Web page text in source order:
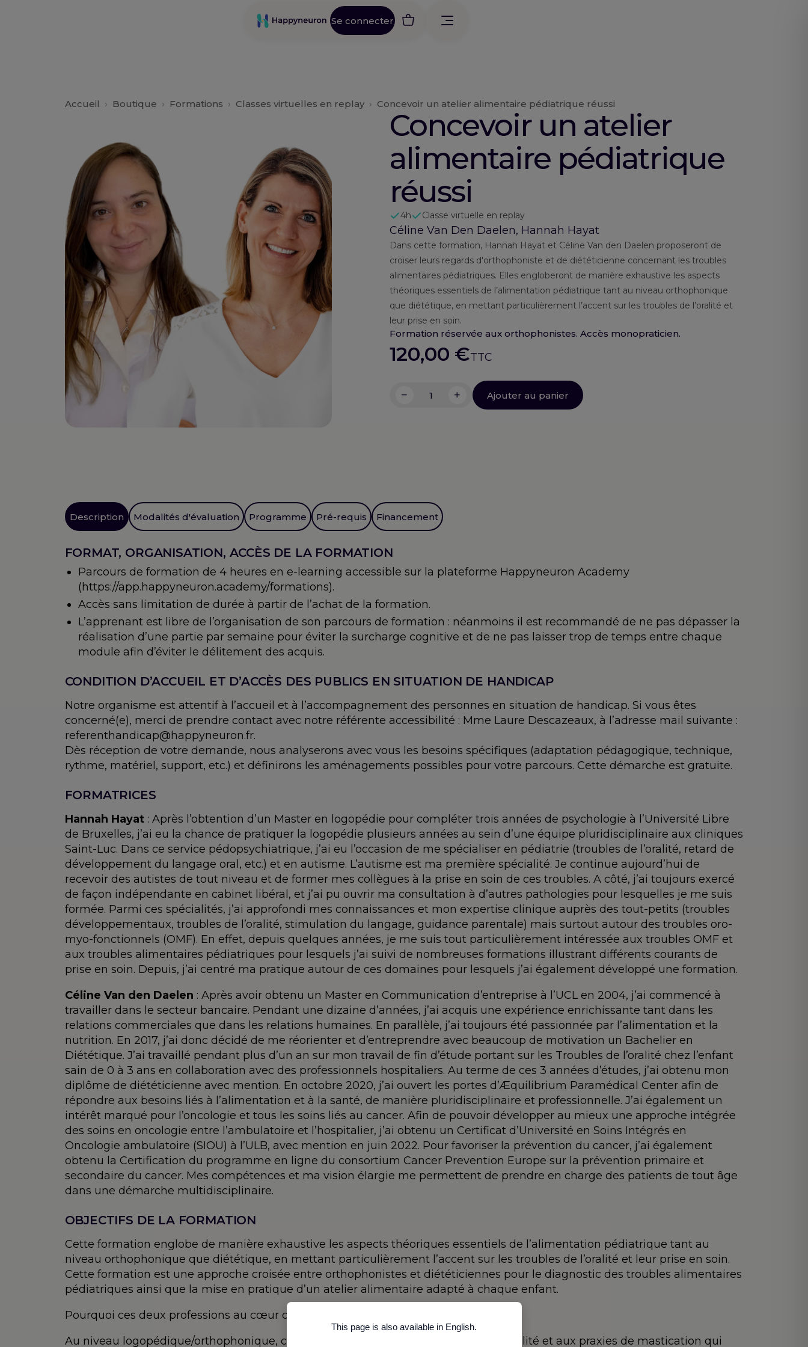
Se connecter
Accueil › Boutique › Formations › Classes virtuelles en replay › Concevoir un atelier alimentaire pédiatrique réussi
Concevoir un atelier
alimentaire pédiatrique
réussi
4h Classe virtuelle en replay
Céline Van Den Daelen, Hannah Hayat
Dans cette formation, Hannah Hayat et Céline Van den Daelen proposeront de
croiser leurs regards d'orthophoniste et de diététicienne concernant les troubles
alimentaires pédiatriques. Elles engloberont de manière exhaustive les aspects
théoriques essentiels de l’alimentation pédiatrique tant au niveau orthophonique
que diététique, en mettant particulièrement l’accent sur les troubles de l’oralité et
leur prise en soin.
Formation réservée aux orthophonistes. Accès monopraticien.
120,00 €TTC
quantité
− + Ajouter au panier
Description Modalités d'évaluation Programme Pré-requis Financement
FORMAT, ORGANISATION, ACCÈS DE LA FORMATION
Parcours de formation de 4 heures en e-learning accessible sur la plateforme Happyneuron Academy
(https://app.happyneuron.academy/formations).
Accès sans limitation de durée à partir de l’achat de la formation.
L’apprenant est libre de l’organisation de son parcours de formation : néanmoins il est recommandé de ne pas dépasser la
réalisation d’une partie par semaine pour éviter la surcharge cognitive et de ne pas laisser trop de temps entre chaque
module afin d’éviter le délitement des acquis.
CONDITION D’ACCUEIL ET D’ACCÈS DES PUBLICS EN SITUATION DE HANDICAP
Notre organisme est attentif à l’accueil et à l’accompagnement des personnes en situation de handicap. Si vous êtes
concerné(e), merci de prendre contact avec notre référente accessibilité : Mme Laure Descazeaux, à l’adresse mail suivante :
referenthandicap@happyneuron.fr.
Dès réception de votre demande, nous analyserons avec vous les besoins spécifiques (adaptation pédagogique, technique,
rythme, matériel, support, etc.) et définirons les aménagements possibles pour votre parcours. Cette démarche est gratuite.
FORMATRICES
Hannah Hayat: Après l’obtention d’un Master en logopédie pour compléter trois années de psychologie à l’Université Libre
de Bruxelles, j’ai eu la chance de pratiquer la logopédie plusieurs années au sein d’une équipe pluridisciplinaire aux cliniques
Saint-Luc. Dans ce service pédopsychiatrique, j’ai eu l’occasion de me spécialiser en pédiatrie (troubles de l’oralité, retard de
développement du langage oral, etc.) et en autisme. L’autisme est ma première spécialité. Je continue aujourd’hui de
recevoir des autistes de tout niveau et de former mes collègues à la prise en soin de ces troubles. A côté, j’ai toujours exercé
de façon indépendante en cabinet libéral, et j’ai pu ouvrir ma consultation à d’autres pathologies pour lesquelles je me suis
formée. Parmi ces spécialités, j’ai approfondi mes connaissances et mon expertise clinique auprès des tout-petits (troubles
développementaux, troubles de l’oralité, stimulation du langage, guidance parentale) mais surtout autour des troubles oro-
myo-fonctionnels (OMF). En effet, depuis quelques années, je me suis tout particulièrement intéressée aux troubles OMF et
aux troubles alimentaires pédiatriques pour lesquels j’ai suivi de nombreuses formations illustrant différents courants de
prise en soin. Depuis, j’ai centré ma pratique autour de ces domaines pour lesquels j’ai également développé une formation.
Céline Van den Daelen : Après avoir obtenu un Master en Communication d’entreprise à l’UCL en 2004, j’ai commencé à
travailler dans le secteur bancaire. Pendant une dizaine d’années, j’ai acquis une expérience enrichissante tant dans les
relations commerciales que dans les relations humaines. En parallèle, j’ai toujours été passionnée par l’alimentation et la
nutrition. En 2017, j’ai donc décidé de me réorienter et d’entreprendre avec beaucoup de motivation un Bachelier en
Diététique. J’ai travaillé pendant plus d’un an sur mon travail de fin d’étude portant sur les Troubles de l’oralité chez l’enfant
sain de 0 à 3 ans en collaboration avec des professionnels hospitaliers. Au terme de ces 3 années d’études, j’ai obtenu mon
diplôme de diététicienne avec mention. En octobre 2020, j’ai ouvert les portes d’Æquilibrium Paramédical Center afin de
répondre aux besoins liés à l’alimentation et à la santé, de manière pluridisciplinaire et professionnelle. J’ai également un
intérêt marqué pour l’oncologie et tous les soins liés au cancer. Afin de pouvoir développer au mieux une approche intégrée
des soins en oncologie entre l’ambulatoire et l’hospitalier, j’ai obtenu un Certificat d’Université en Soins Intégrés en
Oncologie ambulatoire (SIOU) à l’ULB, avec mention en juin 2022. Pour favoriser la prévention du cancer, j’ai également
obtenu la Certification du programme en ligne du consortium Cancer Prevention Europe sur la prévention primaire et
secondaire du cancer. Mes compétences et ma vision élargie me permettent de prendre en charge des patients de tout âge
dans une démarche multidisciplinaire.
OBJECTIFS DE LA FORMATION
Cette formation englobe de manière exhaustive les aspects théoriques essentiels de l’alimentation pédiatrique tant au
niveau orthophonique que diététique, en mettant particulièrement l’accent sur les troubles de l’oralité et leur prise en soin.
Cette formation est une approche croisée entre orthophonistes et diététiciennes pour le diagnostic des troubles alimentaires
pédiatriques ainsi que la mise en pratique d’un atelier alimentaire adapté à chaque enfant.
Pourquoi ces deux professions au cœur des troubles alimentaires pédiatriques ?
Au niveau logopédique/orthophonique, ces troubles sont étroitement liés la sensorialité et aux praxies de mastication qui
This page is also available in English.